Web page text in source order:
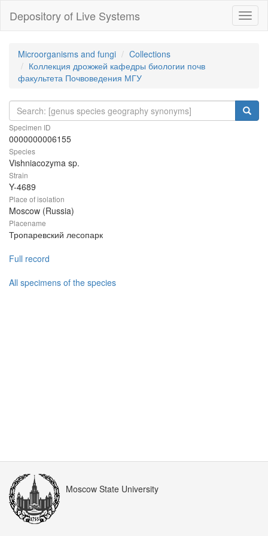
Depository of Live Systems
Microorganisms and fungi
Collections
Коллекция дрожжей кафедры биологии почв
факультета Почвоведения МГУ
Specimen ID
0000000006155
Species
Vishniacozyma sp.
Strain
Y-4689
Place of isolation
Moscow (Russia)
Placename
Тропаревский лесопарк
Full record
All specimens of the species
Moscow State University